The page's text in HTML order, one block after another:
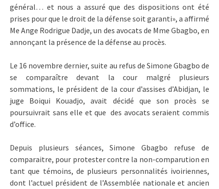
général… et nous a assuré que des dispositions ont été
prises pour que le droit de la défense soit garanti», a affirmé
Me Ange Rodrigue Dadje, un des avocats de Mme Gbagbo, en
annonçant la présence de la défense au procès.
Le 16 novembre dernier, suite au refus de Simone Gbagbo de
se comparaître devant la cour malgré plusieurs
sommations, le président de la cour d’assises d’Abidjan, le
juge Boiqui Kouadjo, avait décidé que son procès se
poursuivrait sans elle et que des avocats seraient commis
d’office.
Depuis plusieurs séances, Simone Gbagbo refuse de
comparaitre, pour protester contre la non-comparution en
tant que témoins, de plusieurs personnalités ivoiriennes,
dont l’actuel président de l’Assemblée nationale et ancien